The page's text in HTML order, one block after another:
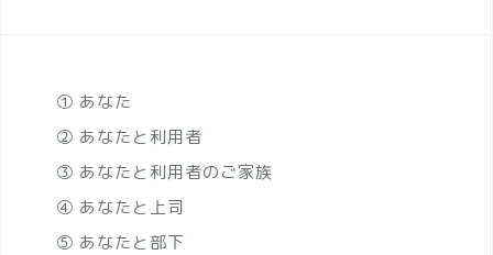
① あなた
② あなたと利用者
③ あなたと利用者のご家族
④ あなたと上司
⑤ あなたと部下